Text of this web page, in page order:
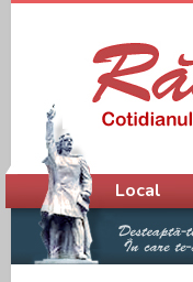
Meniu principal
Local